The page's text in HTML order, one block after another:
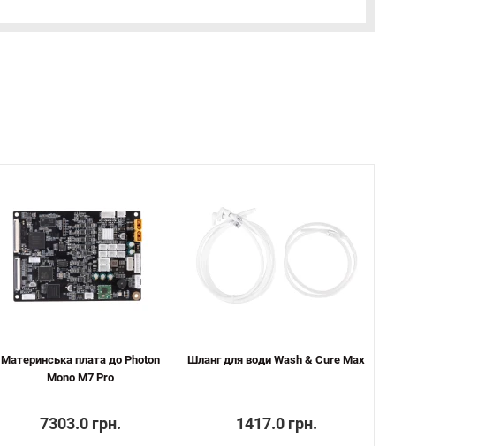
Материнська плата до Photon
Mono M7 Pro
7303.0 грн.
Шланг для води Wash & Cure Max
1417.0 грн.